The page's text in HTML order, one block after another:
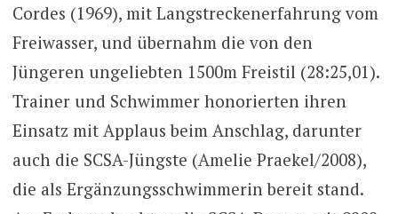
Cordes (1969), mit Langstreckenerfahrung vom
Freiwasser, und übernahm die von den
Jüngeren ungeliebten 1500m Freistil (28:25,01).
Trainer und Schwimmer honorierten ihren
Einsatz mit Applaus beim Anschlag, darunter
auch die SCSA-Jüngste (Amelie Praekel/2008),
die als Ergänzungsschwimmerin bereit stand.